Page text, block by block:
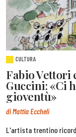
CULTURA
Fabio Vettori
Guccini: «Ci
gioventù»
di Mattia Eccheli
L'artista trentino